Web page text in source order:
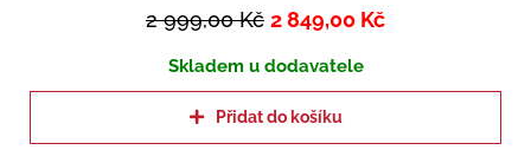
2 999,00Kč 2 849,00 Kč
Skladem u dodavatele
Přidat do košíku